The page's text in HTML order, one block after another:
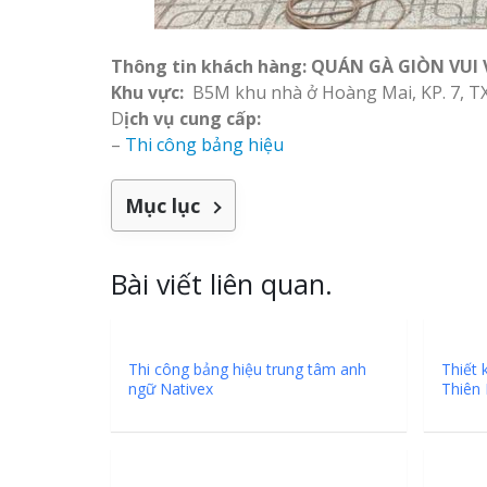
Thông tin khách hàng: QUÁN GÀ GIÒN VUI
Khu vực: B5M khu nhà ở Hoàng Mai, KP. 7,
Dịch vụ cung cấp:
– Thi công bảng hiệu
Mục lục
Bài viết liên quan.
Thi công bảng hiệu trung tâm anh
ngữ Nativex
Thiết
Thiên
ấn tượng
đẹp giá rẻ